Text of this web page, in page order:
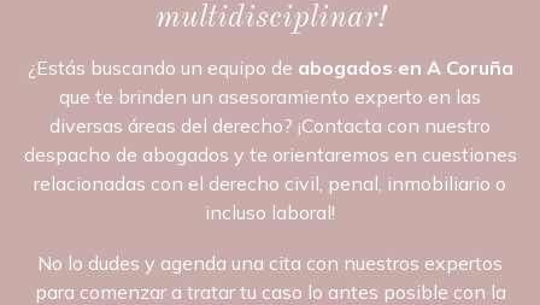
multidisciplinar!
¿Estás buscando un equipo de abogados en A Coruña
que te brinden un asesoramiento experto en las
diversas áreas del derecho? ¡Contacta con nuestro
despacho de abogados y te orientaremos en cuestiones
relacionadas con el derecho civil, penal, inmobiliario o
incluso laboral!
No lo dudes y agenda una cita con nuestros expertos
para comenzar a tratar tu caso lo antes posible con la